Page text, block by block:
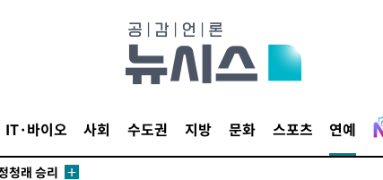
IT·바이오 사회 수도권 지방 문화 스포츠 연예
시작'
래
정청래